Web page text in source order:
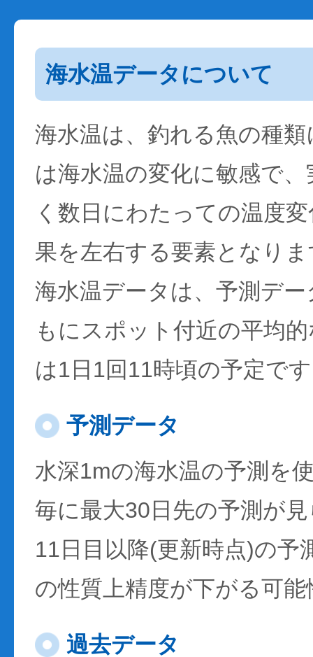
海水温データについて
海水温は、釣れる魚の種
は海水温の変化に敏感で
く数日にわたっての温度
果を左右する要素となり
海水温データは、予測デ
もにスポット付近の平均
は1日1回11時頃の予定で
予測データ
水深1mの海水温の予測を
毎に最大30日先の予測が
11日目以降(更新時点)の予
の性質上精度が下がる可
過去データ